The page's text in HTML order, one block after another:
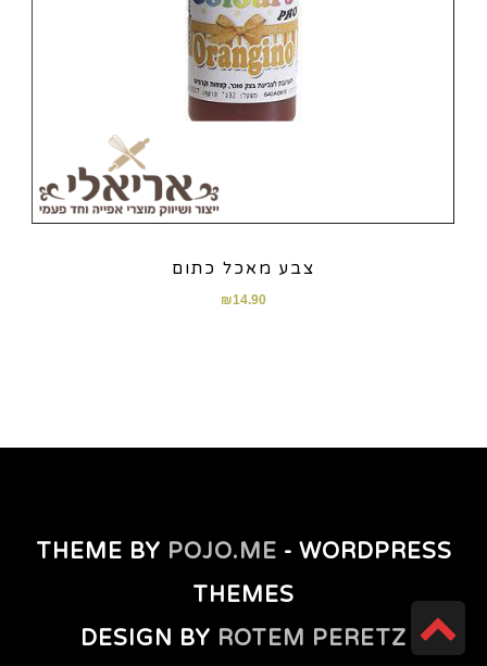
צבע מאכל כתום
₪14.90
THEME BY POJO.ME - WORDPRESS
THEMES
DESIGN BY ROTEM PERETZ
גלילה